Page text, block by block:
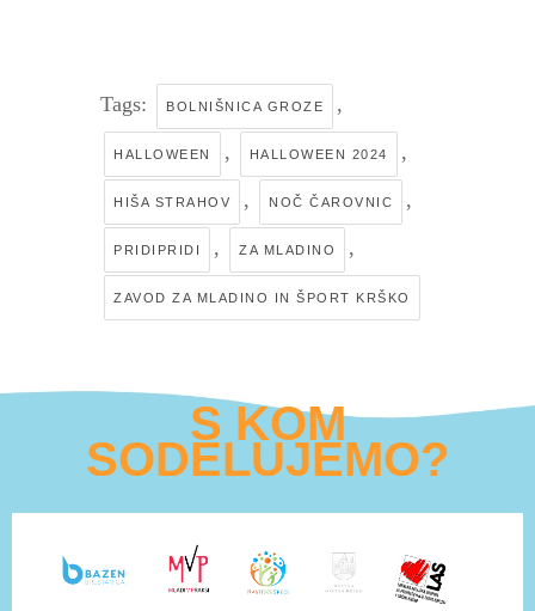
Tags: BOLNIŠNICA GROZE ,
HALLOWEEN , HALLOWEEN 2024 ,
HIŠA STRAHOV , NOČ ČAROVNIC ,
PRIDIPRIDI , ZA MLADINO ,
ZAVOD ZA MLADINO IN ŠPORT KRŠKO
S KOM
SODELUJEMO?